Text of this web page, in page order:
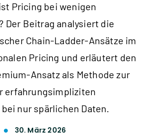
Pricing bei wenigen
Der Beitrag analysiert die
Chain-Ladder-Ansätze im
Pricing und erläutert den
Ansatz als Methode zur
erfahrungsimpliziten
nur spärlichen Daten.
30. März 2026